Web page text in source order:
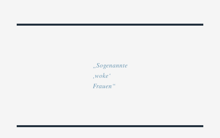
„Sogenannte
‚woke‘
Frauen“